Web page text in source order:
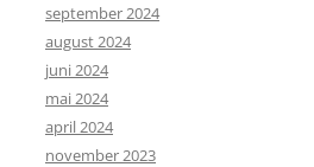
september 2024
august 2024
juni 2024
mai 2024
april 2024
november 2023